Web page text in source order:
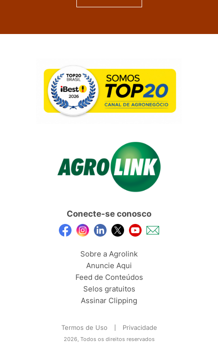
Conecte-se conosco
Sobre a Agrolink
Anuncie Aqui
Feed de Conteúdos
Selos gratuitos
Assinar Clipping
Termos de Uso Privacidade
2026, Todos os direitos reservados